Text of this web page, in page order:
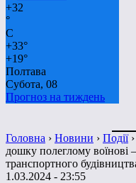
+32
°
C
+33°
+19°
Полтава
Субота, 08
Прогноз на тиждень
Головна › Новини › Події›
дошку полеглому воїнові
транспортного
1.03.2024 - 23:55